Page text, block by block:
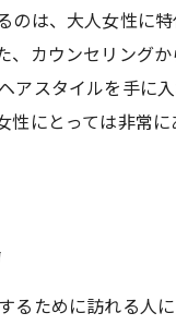
のは、大人女性に
、カウンセリング
アスタイルを手に
性にとっては非常
るために訪れる人